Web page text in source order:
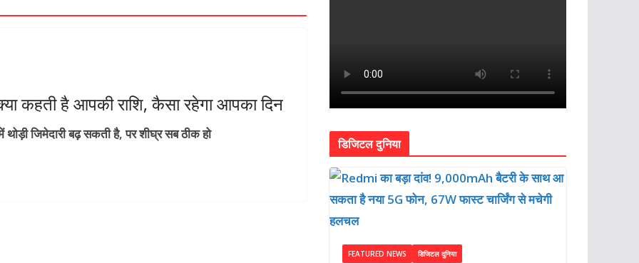
कहती है आपकी राशि, कैसा रहेगा आपका दिन
जिमेदारी बढ़ सकती है, पर शीघ्र सब ठीक हो
डिजिटल दुनिया
FEATURED NEWS डिजिटल दुनिया